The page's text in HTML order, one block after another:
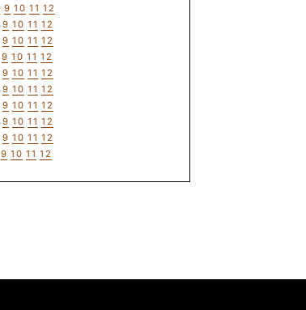
9 10 11 12
9 10 11 12
9 10 11 12
9 10 11 12
9 10 11 12
9 10 11 12
9 10 11 12
9 10 11 12
9 10 11 12
9 10 11 12